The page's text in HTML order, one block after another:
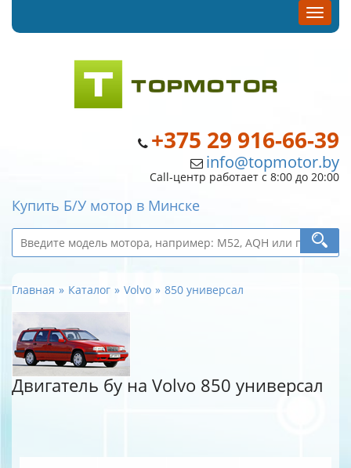
+375 29 916-66-39
info@topmotor.by
Call-центр работает с 8:00 до 20:00
Купить Б/У мотор в Минске
Главная Каталог Volvo 850 универсал
Двигатель бу на Volvo 850 универсал